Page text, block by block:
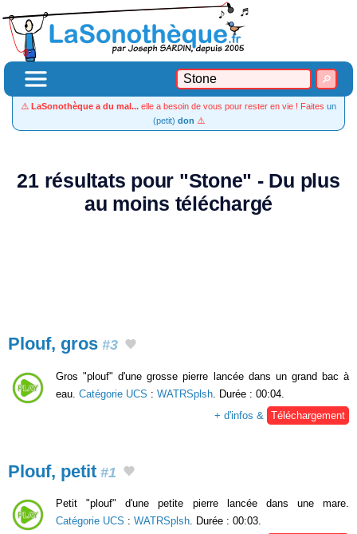
⚠️ LaSonothèque a du mal... elle a besoin de vous pour rester en vie ! Faites un
(petit) don ⚠️
21 résultats pour "Stone" - Du plus
au moins téléchargé
Plouf, gros #3
Gros "plouf" d'une grosse pierre lancée dans un grand bac à
eau. Catégorie UCS : WATRSplsh . Durée : 00:04.
+ d'infos &
Téléchargement
Plouf, petit #1
Petit "plouf" d'une petite pierre lancée dans une mare.
Catégorie UCS : WATRSplsh. Durée : 00:03.